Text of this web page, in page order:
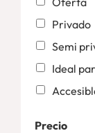
Privado
Semi
Ideal
Precio